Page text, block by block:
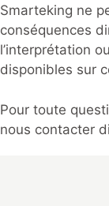
Smarteking ne
conséquences
l’interprétation
disponibles sur
Pour toute
nous contacter